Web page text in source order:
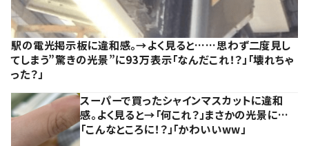
駅の電光掲示板に違和感。→よく見ると……思わず二度見し
てしまう”驚きの光景”に93万表示「なんだこれ！？」「壊れちゃ
った？」
スーパーで買ったシャインマスカットに違和
感。よく見ると→「何これ？」まさかの光景に…
「こんなところに！？」「かわいいww」